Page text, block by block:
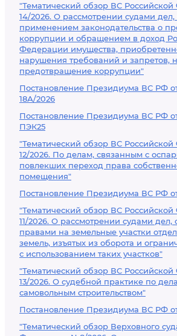
"Тематический обзор ВС
14/2026. О рассмотрении судами дел,
применением законодательства о
коррупции и обращением в доход
Федерации имущества,
нарушения требований и запретов,
предотвращение коррупции"
Постановление Президиума ВС РФ от
18А/2026
Постановление Президиума ВС РФ от
ПЭК25
"Тематический обзор ВС
12/2026. По делам, связанным с
повлекших переход права
помещения"
Постановление Президиума ВС РФ от
"Тематический обзор ВС
11/2026. О рассмотрении судами дел,
правами на земельные участки
земель, изъятых из оборота и
с использованием таких участков"
"Тематический обзор ВС
13/2026. О судебной практике по
самовольным строительством"
Постановление Президиума ВС РФ от
"Тематический обзор Верховного